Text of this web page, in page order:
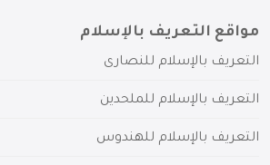
مواقع التعريف بالإسلام
التعريف بالإسلام للنصارى
التعريف بالإسلام للملحدين
التعريف بالإسلام للهندوس